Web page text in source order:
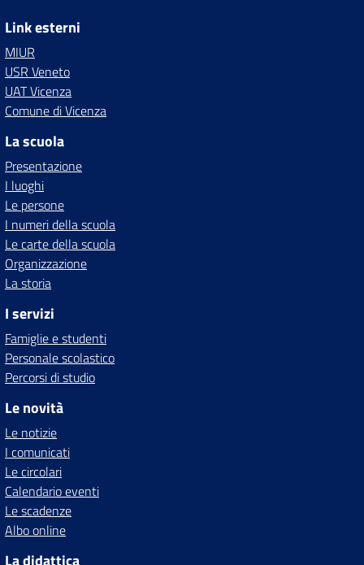
Link esterni
MIUR
USR Veneto
UAT Vicenza
Comune di Vicenza
La scuola
Presentazione
I luoghi
Le persone
I numeri della scuola
Le carte della scuola
Organizzazione
La storia
I servizi
Famiglie e studenti
Personale scolastico
Percorsi di studio
Le novità
Le notizie
I comunicati
Le circolari
Calendario eventi
Le scadenze
Albo online
La didattica